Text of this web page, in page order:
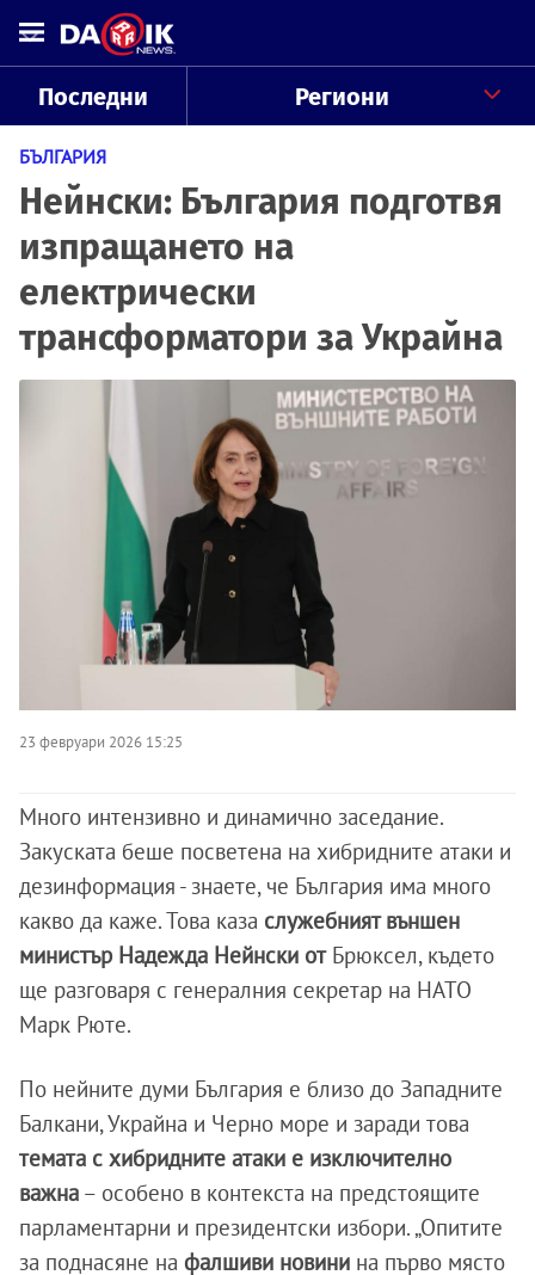
Последни Региони
БЪЛГАРИЯ
Нейнски: България подготвя
изпращането на
електрически
трансформатори за Украйна
23 февруари 2026 15:25
Много интензивно и динамично заседание.
Закуската беше посветена на хибридните атаки и
дезинформация - знаете, че България има много
какво да каже. Това каза служебният външен
министър Надежда Нейнски отБрюксел, където
ще разговаря с генералния секретар на НАТО
Марк Рюте.
По нейните думи България е близо до Западните
Балкани, Украйна и Черно море и заради това
темата с хибридните атаки е изключително
важна – особено в контекста на предстоящите
парламентарни и президентски избори. „Опитите
за поднасяне на фалшиви новини на първо място